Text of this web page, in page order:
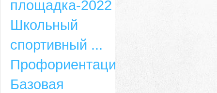
площадка-2022
Школьный
спортивный ...
Профориентация
Базовая